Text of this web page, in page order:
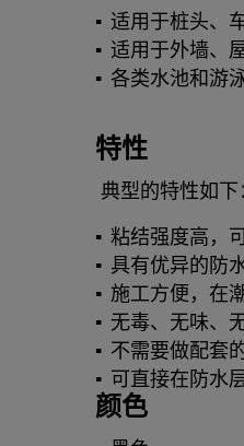
适用于桩头、
适用于外墙、
各类水池和游
特性
典型的特性如下
粘结强度高，
具有优异的防
施工方便，在
无毒、无味、
不需要做配套
可直接在防水
颜色